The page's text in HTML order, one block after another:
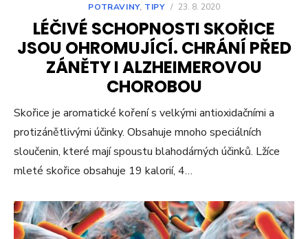
POTRAVINY, TIPY / 23. 8. 2020
LÉČIVÉ SCHOPNOSTI SKOŘICE
JSOU OHROMUJÍCÍ. CHRÁNÍ PŘED
ZÁNĚTY I ALZHEIMEROVOU
CHOROBOU
Skořice je aromatické koření s velkými antioxidačními a
protizánětlivými účinky. Obsahuje mnoho speciálních
sloučenin, které mají spoustu blahodárných účinků. Lžíce
mleté skořice obsahuje 19 kalorií, 4…